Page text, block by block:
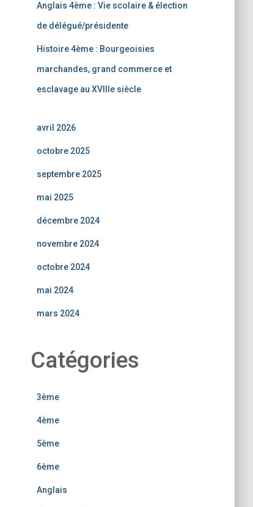
Anglais 4ème : Vie scolaire & élection
de délégué/présidente
Histoire 4ème : Bourgeoisies
marchandes, grand commerce et
esclavage au XVIIIe siècle
avril 2026
octobre 2025
septembre 2025
mai 2025
décembre 2024
novembre 2024
octobre 2024
mai 2024
mars 2024
Catégories
3ème
4ème
5ème
6ème
Anglais